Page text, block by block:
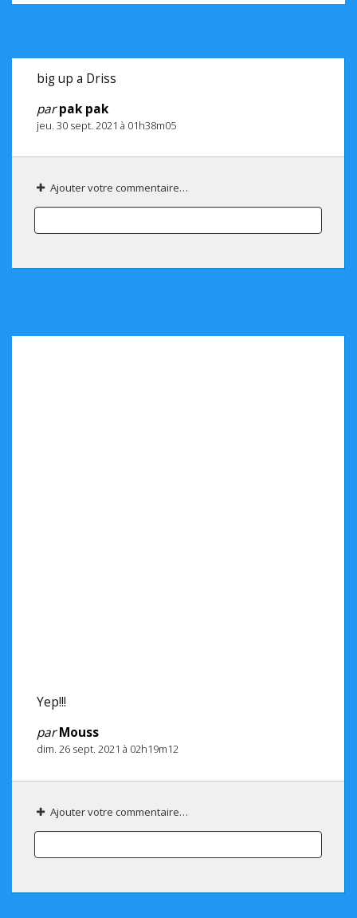
big up a Driss
parpak pak
jeu. 30 sept. 2021 à 01h38m05
Ajouter votre commentaire…
Yep!!!
parMouss
dim. 26 sept. 2021 à 02h19m12
Ajouter votre commentaire…